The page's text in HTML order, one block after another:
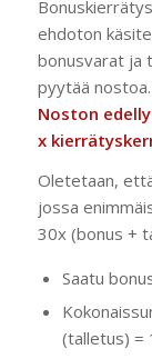
ehdoton
bonusvarat ja
pyytää
Noston
x
Oletetaan,
jossa
30x (bonus +
Saatu
(talletus) =